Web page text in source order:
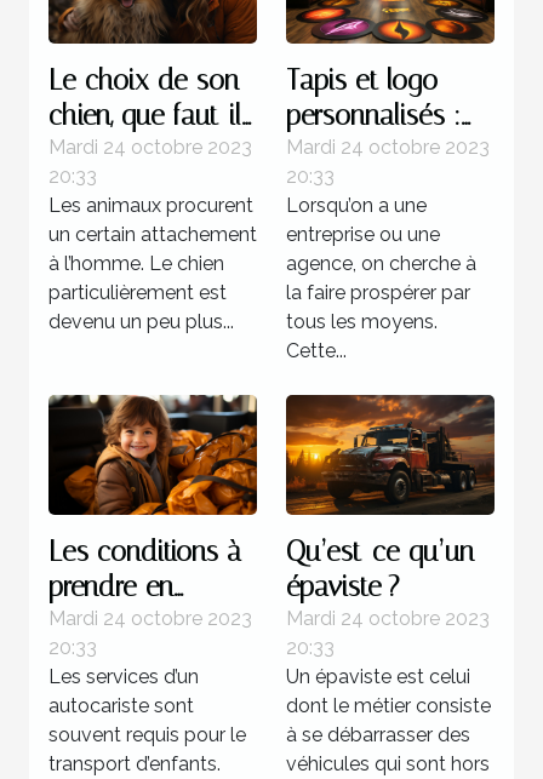
Le choix de son
chien, que faut-il
savoir ?
Mardi 24 octobre 2023
20:33
Les animaux procurent
un certain attachement
à l’homme. Le chien
particulièrement est
devenu un peu plus...
Tapis et logo
personnalisés :
parlons-en !
Mardi 24 octobre 2023
20:33
Lorsqu’on a une
entreprise ou une
agence, on cherche à
la faire prospérer par
tous les moyens.
Cette...
Les conditions à
prendre en
compte lors d’un
transport
d’enfants
Mardi 24 octobre 2023
20:33
Les services d’un
autocariste sont
souvent requis pour le
transport d’enfants.
Qu’est-ce qu’un
épaviste ?
Mardi 24 octobre 2023
20:33
Un épaviste est celui
dont le métier consiste
à se débarrasser des
véhicules qui sont hors